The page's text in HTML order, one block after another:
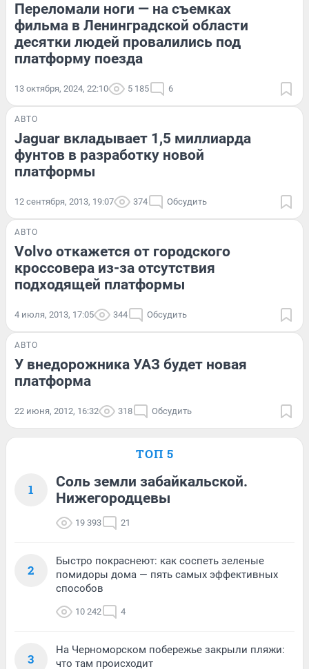
Переломали ноги — на съемках
фильма в Ленинградской области
десятки людей провалились под
платформу поезда
13 октября, 2024, 22:10 5 185 6
АВТО
Jaguar вкладывает 1,5 миллиарда
фунтов в разработку новой
платформы
12 сентября, 2013, 19:07 374 Обсудить
АВТО
Volvo откажется от городского
кроссовера из-за отсутствия
подходящей платформы
4 июля, 2013, 17:05 344 Обсудить
АВТО
У внедорожника УАЗ будет новая
платформа
22 июня, 2012, 16:32 318 Обсудить
ТОП 5
1
Соль земли забайкальской.
Нижегородцевы
19 393 21
2
Быстро покраснеют: как соспеть зеленые
помидоры дома — пять самых эффективных
способов
10 242 4
3
На Черноморском побережье закрыли пляжи:
что там происходит